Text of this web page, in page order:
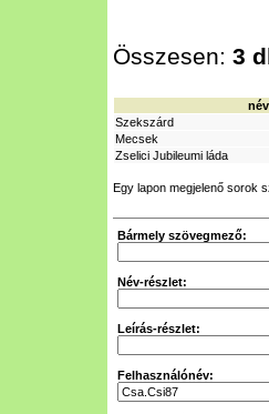
Összesen: 3
név
Szekszárd
Mecsek
Zselici Jubileumi láda
Egy lapon megjelenő sorok
Bármely szövegmező:
Név-részlet:
Leírás-részlet:
Felhasználónév: